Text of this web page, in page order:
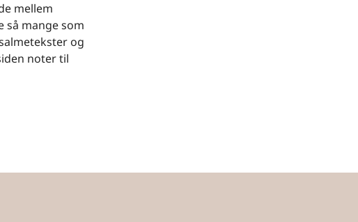
mellem
så mange som
og
noter til